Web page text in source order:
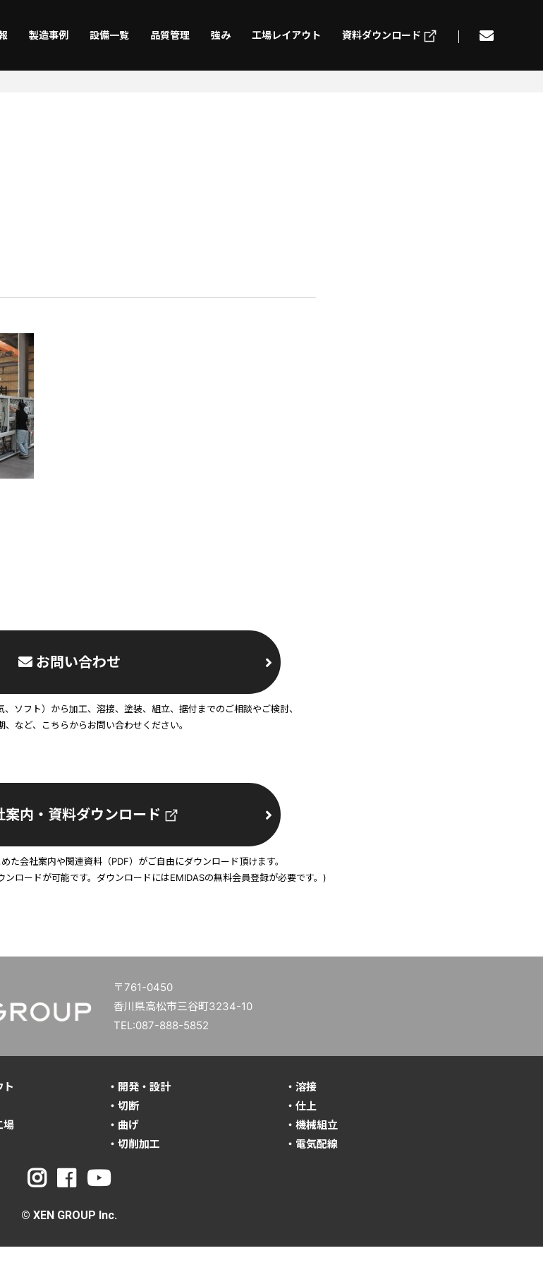
製造事例 設備一覧 品質管理 強み 工場レイアウト 資料ダウンロード
お問い合わせ
ソフト）から加工、溶接、塗装、組立、据付までのご相談やご検討、
、など、こちらからお問い合わせください。
案内・資料ダウンロード
た会社案内や関連資料（PDF）がご自由にダウンロード頂けます。
ロードが可能です。ダウンロードにはEMIDASの無料会員登録が必要です。)
〒761-0450
香川県高松市三谷町3234-10
TEL:087-888-5852
ト
場
・開発・設計
・切断
・曲げ
・切削加工
・溶接
・仕上
・機械組立
・電気配線
© XEN GROUP Inc.